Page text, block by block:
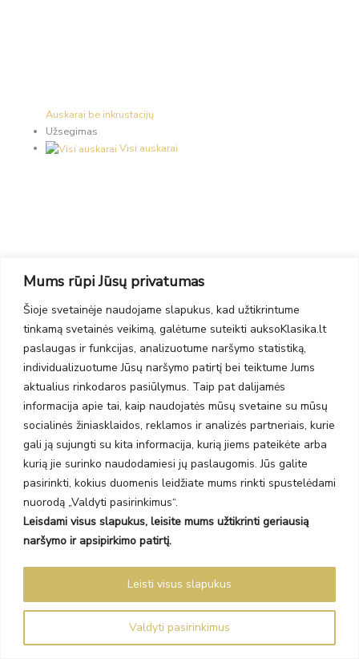
Mums rūpi Jūsų privatumas
Šioje svetainėje naudojame slapukus, kad užtikrintume
tinkamą svetainės veikimą, galėtume suteikti auksoKlasika.lt
paslaugas ir funkcijas, analizuotume naršymo statistiką,
individualizuotume Jūsų naršymo patirtį bei teiktume Jums
aktualius rinkodaros pasiūlymus. Taip pat dalijamės
informacija apie tai, kaip naudojatės mūsų svetaine su mūsų
socialinės žiniasklaidos, reklamos ir analizės partneriais, kurie
gali ją sujungti su kita informacija, kurią jiems pateikėte arba
kurią jie surinko naudodamiesi jų paslaugomis. Jūs galite
pasirinkti, kokius duomenis leidžiate mums rinkti spustelėdami
nuorodą „Valdyti pasirinkimus“.
Leisdami visus slapukus, leisite mums užtikrinti geriausią
naršymo ir apsipirkimo patirtį.
Valdyti pasirinkimus
Leisti visus slapukus
Auskarai be inkrustacijų
Užsegimas
Visi auskarai
Adatiniai auskarai
Angliškas užsegimas
Užlenkiamas svirtelinis
užsegimas
Rinkutės
Kabliukas